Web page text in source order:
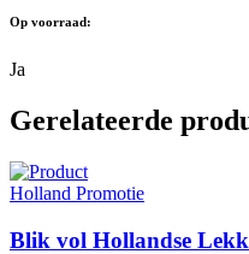
Op voorraad:
Ja
Gerelateerde
Holland Promotie
Blik vol Hollandse